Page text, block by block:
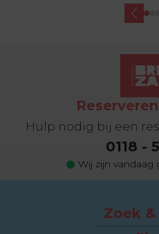
Hulp nodig bij een
0118 -
Wij zijn vandaag
Zoek